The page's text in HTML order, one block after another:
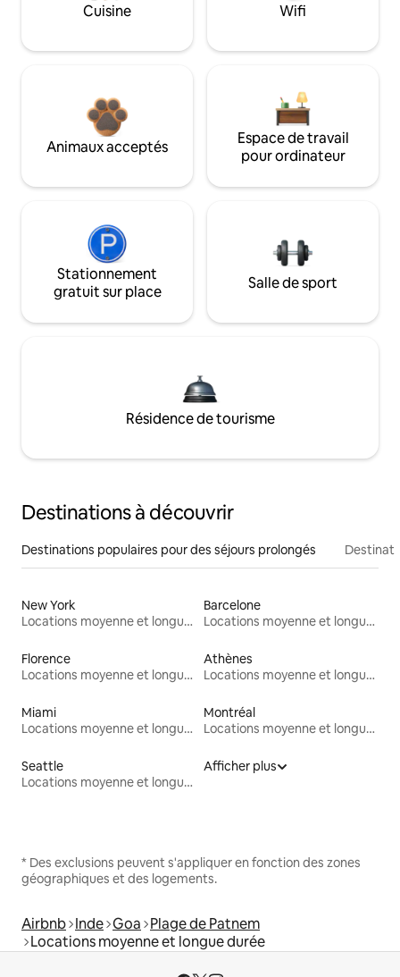
Cuisine Wifi
Animaux acceptés
Espace de travail
pour ordinateur
Stationnement
gratuit sur place
Salle de sport
Résidence de tourisme
Destinations à découvrir
Destinations populaires pour des séjours prolongés
New York
Locations moyenne et longue durée
Barcelone
Locations moyenne et longue durée
Florence
Locations moyenne et longue durée
Athènes
Locations moyenne et longue durée
Miami
Locations moyenne et longue durée
Montréal
Locations moyenne et longue durée
Seattle
Locations moyenne et longue durée
Afficher plus
* Des exclusions peuvent s'appliquer en fonction des zones
géographiques et des logements.
Airbnb Inde Goa Plage de Patnem
Locations moyenne et longue durée